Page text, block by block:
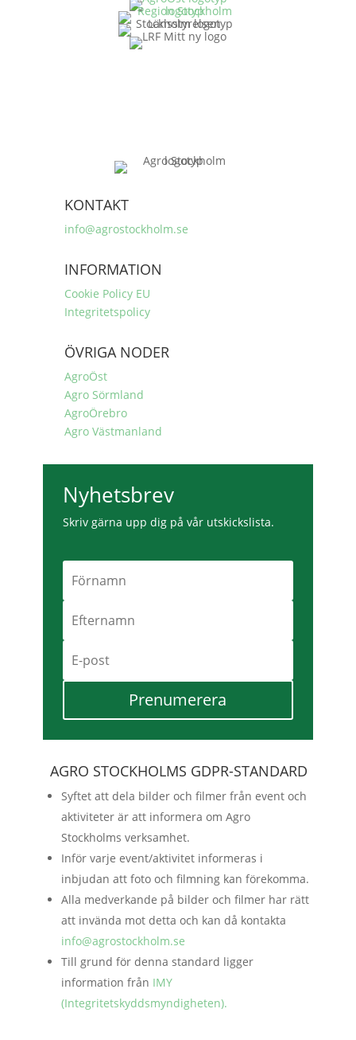
KONTAKT
info@agrostockholm.se
INFORMATION
Cookie Policy EU
Integritetspolicy
ÖVRIGA NODER
AgroÖst
Agro Sörmland
AgroÖrebro
Agro Västmanland
Nyhetsbrev
Skriv gärna upp dig på vår utskickslista.
Prenumerera
AGRO STOCKHOLMS GDPR-STANDARD
Syftet att dela bilder och filmer från event och
aktiviteter är att informera om Agro
Stockholms verksamhet.
Inför varje event/aktivitet informeras i
inbjudan att foto och filmning kan förekomma.
Alla medverkande på bilder och filmer har rätt
att invända mot detta och kan då kontakta
info@agrostockholm.se
Till grund för denna standard ligger
information från IMY
(Integritetskyddsmyndigheten).